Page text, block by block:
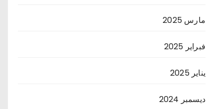
مارس 2025
فبراير 2025
يناير 2025
ديسمبر 2024